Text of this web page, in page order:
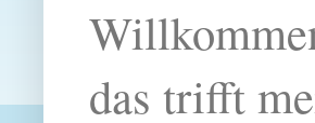
das trifft